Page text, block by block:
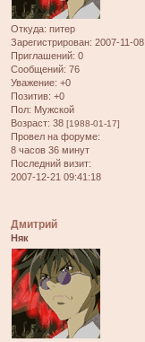
Откуда: питер
Зарегистрирован: 2007-11-08
Приглашений: 0
Сообщений: 76
Уважение: +0
Позитив: +0
Пол: Мужской
Возраст: 38 [1988-01-17]
Провел на форуме:
8 часов 36 минут
Последний визит:
2007-12-21 09:41:18
Дмитрий
Няк